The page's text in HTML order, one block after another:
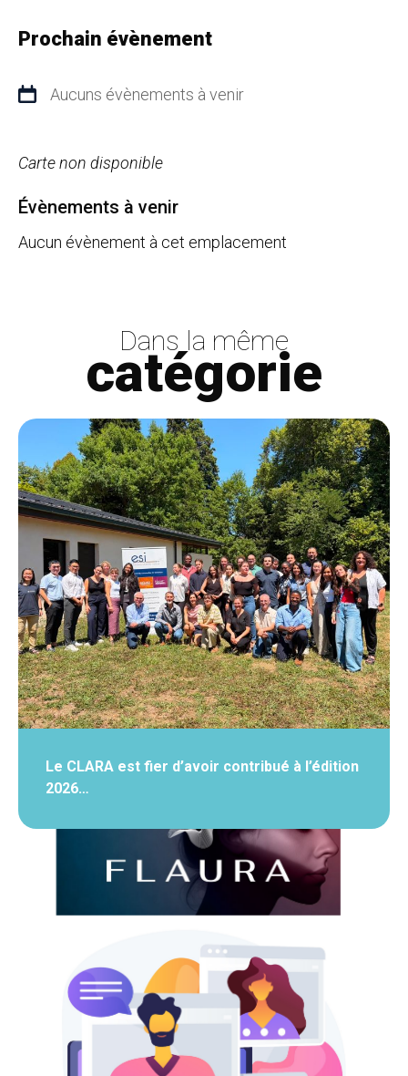
Prochain évènement
Aucuns évènements à venir
Carte non disponible
Évènements à venir
Aucun évènement à cet emplacement
Dans la même
catégorie
Le CLARA est fier d’avoir contribué à l’édition
2026…